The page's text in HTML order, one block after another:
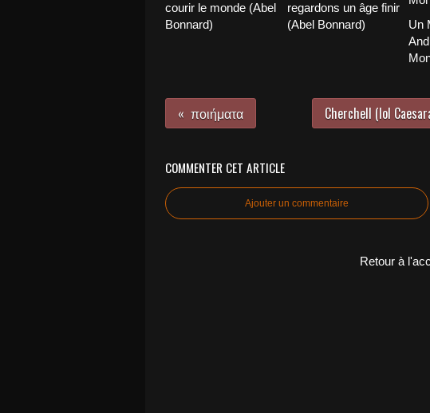
courir le monde (Abel
Bonnard)
regardons un âge finir
(Abel Bonnard)
Un
ποιήματα Cherchell (Iol
COMMENTER CET ARTICLE
Ajouter un commentaire
Retour à